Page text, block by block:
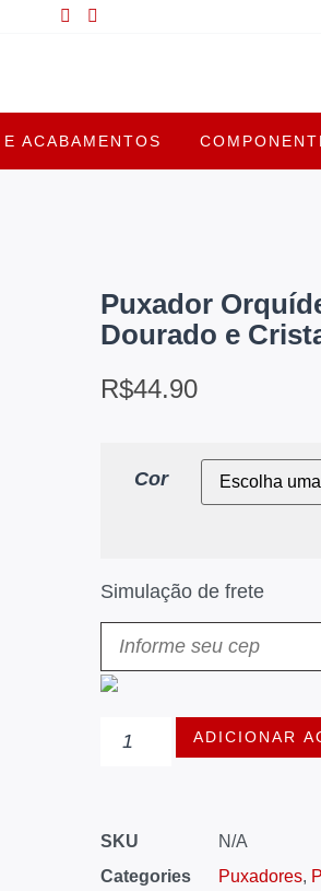
ACABAMENTOS
Puxador
Dourado e
R$44.90
Cor
Simulação de frete
ADICIONAR
SKU
N/A
Categories
Puxadores,